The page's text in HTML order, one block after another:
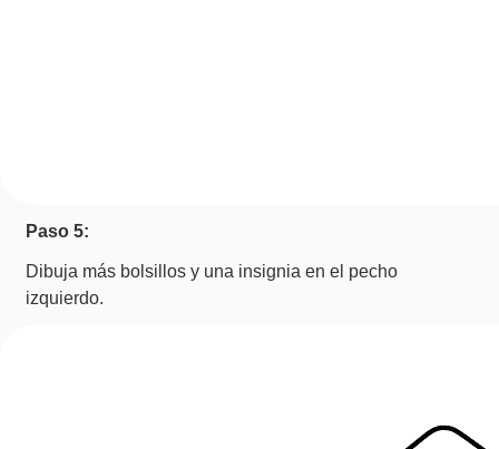
Paso 5:
Dibuja más bolsillos y una insignia en el pecho
izquierdo.